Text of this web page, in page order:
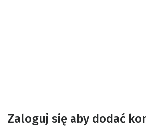
Zaloguj się aby dodać